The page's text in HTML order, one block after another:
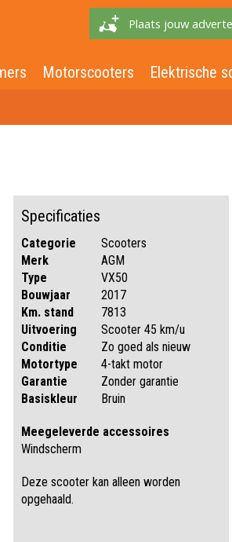
Plaats jouw
Motorscooters Elektrische
Specificaties
Categorie
Scooters
Merk
AGM
Type
VX50
Bouwjaar
2017
Km. stand
7813
Uitvoering
Scooter 45 km/u
Conditie
Zo goed als nieuw
Motortype
4-takt motor
Garantie
Zonder garantie
Basiskleur
Bruin
Meegeleverde accessoires
Windscherm
Deze scooter kan alleen worden
opgehaald.